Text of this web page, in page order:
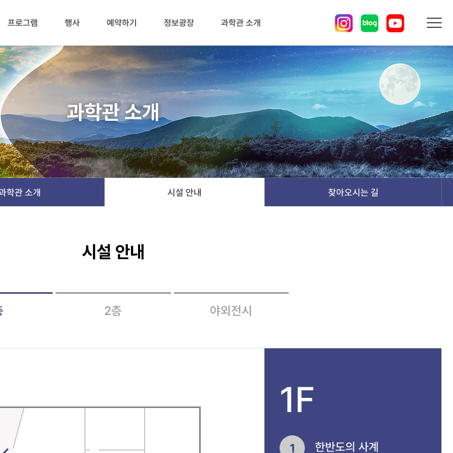
프로그램 행사 예약하기 정보광장 과학관 소개
과학관 소개
학관 소개 시설 안내 찾아오시는 길
시설 안내
2층 야외전시
1F
1 한반도의 사계